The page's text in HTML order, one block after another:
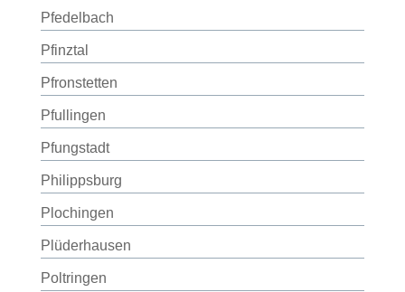
Pfedelbach
Pfinztal
Pfronstetten
Pfullingen
Pfungstadt
Philippsburg
Plochingen
Plüderhausen
Poltringen